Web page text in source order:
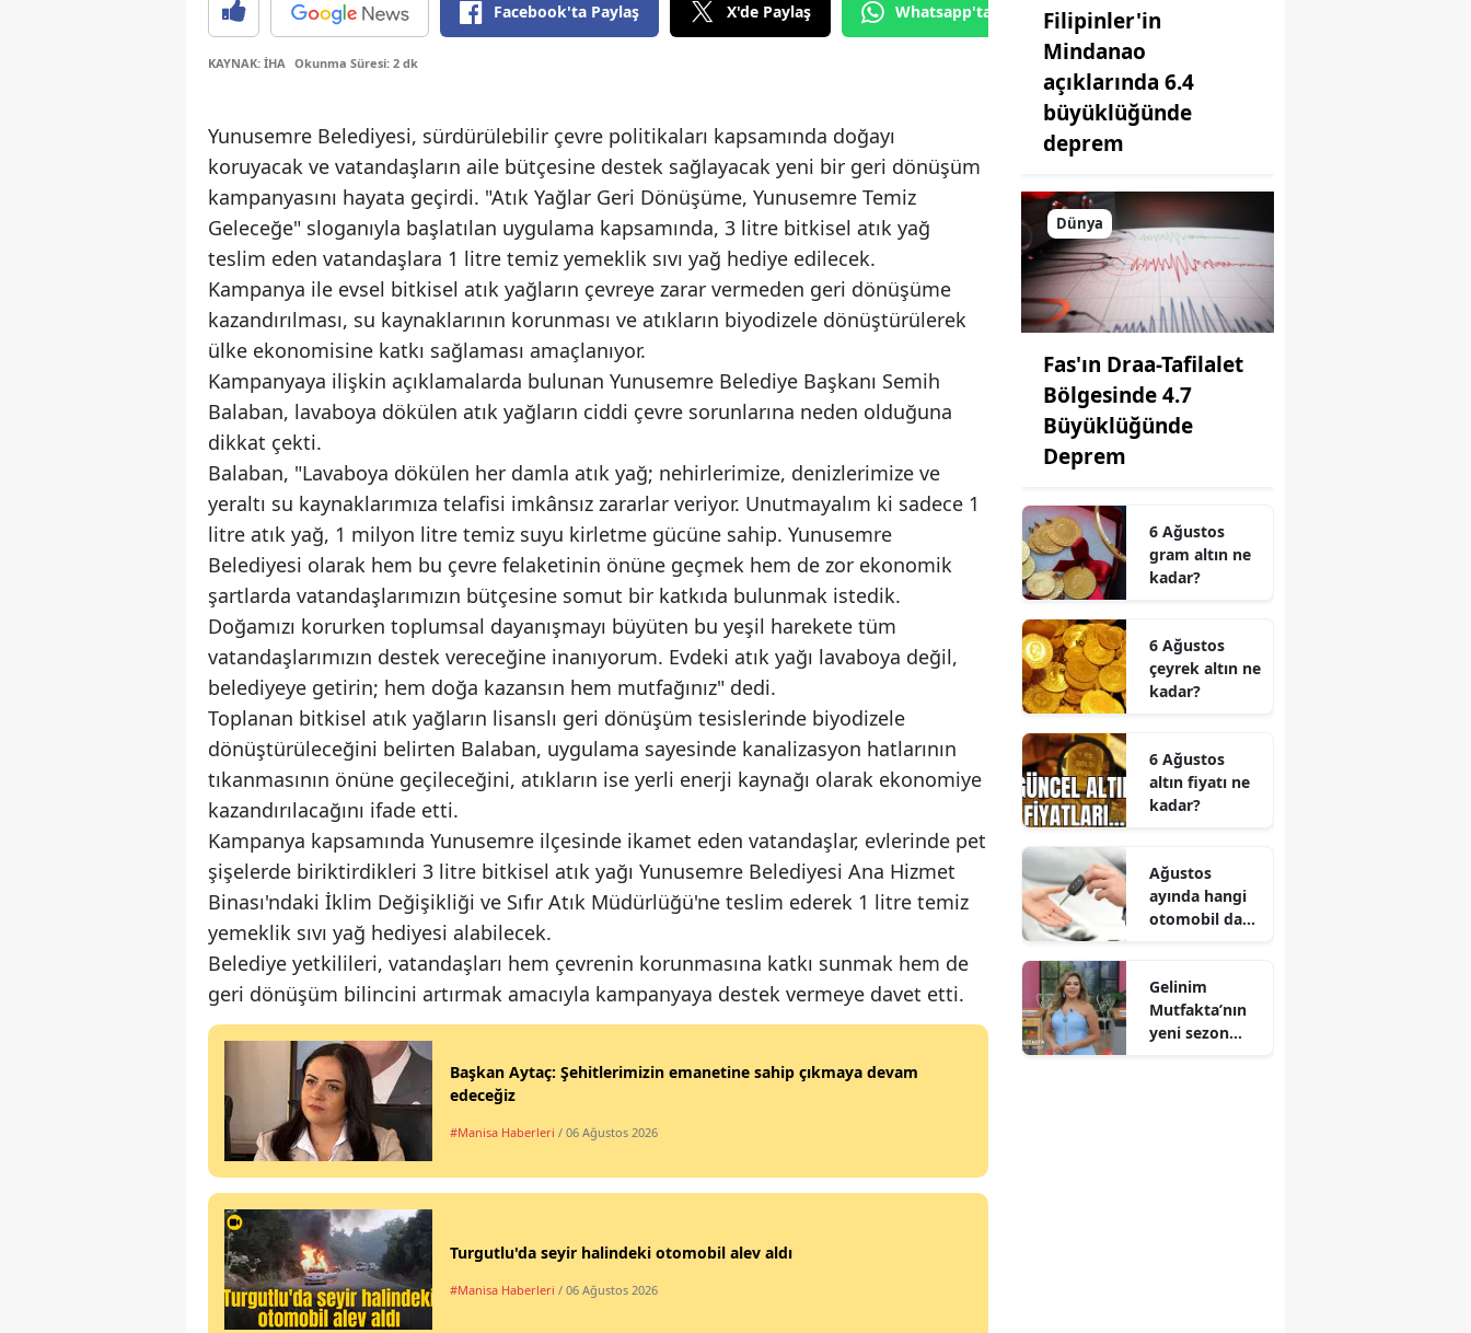
Facebook'ta Paylaş X'de Paylaş Whatsapp'tan Gönder
KAYNAK: İHA Okunma Süresi: 2 dk
Yunusemre Belediyesi, sürdürülebilir çevre politikaları kapsamında doğayı
koruyacak ve vatandaşların aile bütçesine destek sağlayacak yeni bir geri dönüşüm
kampanyasını hayata geçirdi. "Atık Yağlar Geri Dönüşüme, Yunusemre Temiz
Geleceğe" sloganıyla başlatılan uygulama kapsamında, 3 litre bitkisel atık yağ
teslim eden vatandaşlara 1 litre temiz yemeklik sıvı yağ hediye edilecek.
Kampanya ile evsel bitkisel atık yağların çevreye zarar vermeden geri dönüşüme
kazandırılması, su kaynaklarının korunması ve atıkların biyodizele dönüştürülerek
ülke ekonomisine katkı sağlaması amaçlanıyor.
Kampanyaya ilişkin açıklamalarda bulunan Yunusemre Belediye Başkanı Semih
Balaban, lavaboya dökülen atık yağların ciddi çevre sorunlarına neden olduğuna
dikkat çekti.
Balaban, "Lavaboya dökülen her damla atık yağ; nehirlerimize, denizlerimize ve
yeraltı su kaynaklarımıza telafisi imkânsız zararlar veriyor. Unutmayalım ki sadece 1
litre atık yağ, 1 milyon litre temiz suyu kirletme gücüne sahip. Yunusemre
Belediyesi olarak hem bu çevre felaketinin önüne geçmek hem de zor ekonomik
şartlarda vatandaşlarımızın bütçesine somut bir katkıda bulunmak istedik.
Doğamızı korurken toplumsal dayanışmayı büyüten bu yeşil harekete tüm
vatandaşlarımızın destek vereceğine inanıyorum. Evdeki atık yağı lavaboya değil,
belediyeye getirin; hem doğa kazansın hem mutfağınız" dedi.
Toplanan bitkisel atık yağların lisanslı geri dönüşüm tesislerinde biyodizele
dönüştürüleceğini belirten Balaban, uygulama sayesinde kanalizasyon hatlarının
tıkanmasının önüne geçileceğini, atıkların ise yerli enerji kaynağı olarak ekonomiye
kazandırılacağını ifade etti.
Kampanya kapsamında Yunusemre ilçesinde ikamet eden vatandaşlar, evlerinde pet
şişelerde biriktirdikleri 3 litre bitkisel atık yağı Yunusemre Belediyesi Ana Hizmet
Binası'ndaki İklim Değişikliği ve Sıfır Atık Müdürlüğü'ne teslim ederek 1 litre temiz
yemeklik sıvı yağ hediyesi alabilecek.
Belediye yetkilileri, vatandaşları hem çevrenin korunmasına katkı sunmak hem de
geri dönüşüm bilincini artırmak amacıyla kampanyaya destek vermeye davet etti.
Başkan Aytaç: Şehitlerimizin emanetine sahip çıkmaya devam
edeceğiz
#Manisa Haberleri / 06 Ağustos 2026
Turgutlu'da seyir halindeki otomobil alev aldı
#Manisa Haberleri / 06 Ağustos 2026
Filipinler'in
Mindanao
açıklarında 6.4
büyüklüğünde
deprem
Dünya
Fas'ın Draa-Tafilalet
Bölgesinde 4.7
Büyüklüğünde
Deprem
6 Ağustos
gram altın ne
kadar?
6 Ağustos
çeyrek altın ne
kadar?
6 Ağustos
altın fiyatı ne
kadar?
Ağustos
ayında hangi
otomobil daha
kampanyalı
fiyatlar
Gelinim
Mutfakta’nın
yeni sezon